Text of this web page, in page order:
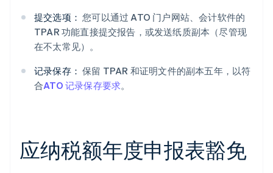
提交选项： 您可以通过 ATO 门户网站、会计软件的
TPAR 功能直接提交报告，或发送纸质副本（尽管现
在不太常见）。
记录保存： 保留 TPAR 和证明文件的副本五年，以符
合ATO 记录保存要求。
应纳税额年度申报表豁免